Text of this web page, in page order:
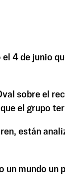
4 de junio
sobre el
el grupo
están
un mundo